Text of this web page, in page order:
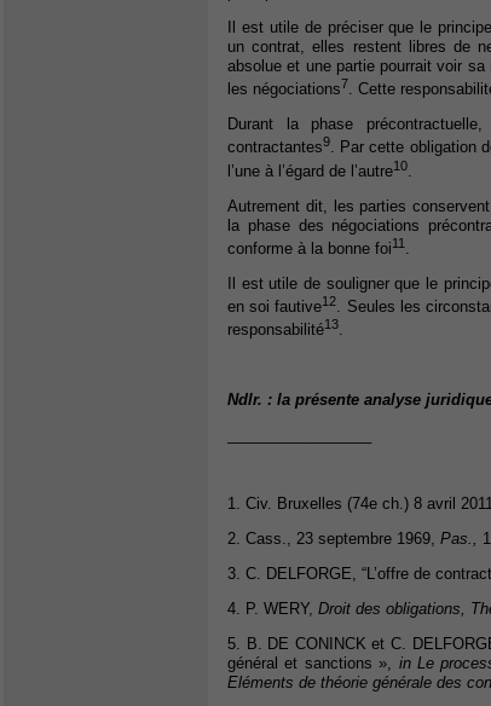
Il est utile de préciser que le
un contrat, elles restent libres de
absolue et une partie pourrait voir
les négociations7. Cette
Durant la phase
contractantes9. Par cette obligation
l’une à l’égard de l’autre10.
Autrement dit, les parties
la phase des négociations
conforme à la bonne foi11 .
Il est utile de souligner que le
en soi fautive12. Seules les
responsabilité13.
Ndlr. : la présente analyse
1. Civ. Bruxelles (74e ch.) 8 avril
2. Cass., 23 septembre 1969, Pas.,
3. C. DELFORGE, “L’offre de
4. P. WERY, Droit des obligations,
5. B. DE CONINCK et C.
général et sanctions », in Le
Eléments de théorie générale des